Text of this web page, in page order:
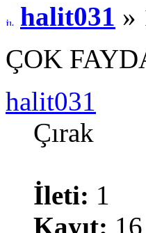
halit031 »
ÇOK
halit031
Çırak
İleti: 1
Kayıt: